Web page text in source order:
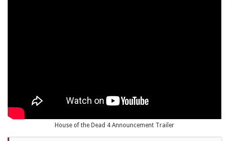
House of the Dead 4 Announcement Trailer